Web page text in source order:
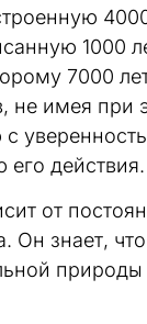
1000
7000
не имея при
действия.
от
Он знает,